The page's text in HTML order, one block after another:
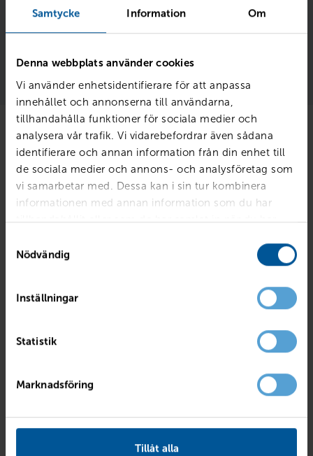
Samtycke Information Om
Denna webbplats använder cookies
Vi använder enhetsidentifierare för att anpassa
innehållet och annonserna till användarna,
tillhandahålla funktioner för sociala medier och
analysera vår trafik. Vi vidarebefordrar även sådana
identifierare och annan information från din enhet till
de sociala medier och annons- och analysföretag som
vi samarbetar med. Dessa kan i sin tur kombinera
informationen med annan information som du har
tillhandahållit eller som de har samlat in när du har
Nödvändig
Inställningar
Statistik
Marknadsföring
Tillåt alla
vår ordinarie ränta
Läs mer
Finansiering
kr